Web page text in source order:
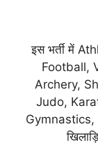
इस भर्ती में
Football,
Archery,
Judo,
Gymnastics,